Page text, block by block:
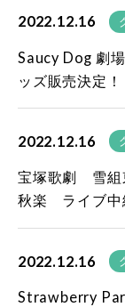
2022.12.16
Saucy Dog 劇
ッズ販売決定！
2022.12.16
宝塚歌劇 雪組
秋楽 ライブ中
2022.12.16
Strawberry